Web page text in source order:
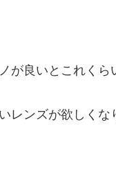
が良いとこれくら
レンズが欲しく